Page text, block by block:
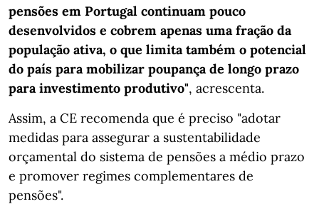
pensões em Portugal continuam pouco
desenvolvidos e cobrem apenas uma fração da
população ativa, o que limita também o potencial
do país para mobilizar poupança de longo prazo
para investimento produtivo", acrescenta.
Assim, a CE recomenda que é preciso "adotar
medidas para assegurar a sustentabilidade
orçamental do sistema de pensões a médio prazo
e promover regimes complementares de
pensões".